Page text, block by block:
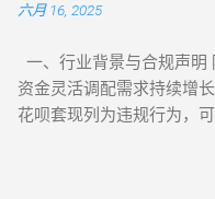
拆解目前市面上所有主流
一目了然，我们选取了目
评： 评估维度 模式 A：
式 C：线下蓝标扫码 模式
六月 16, 2025
一、行业背景与合规声明
资金灵活调配需求持续增
花呗套现列为违规行为，
可的额度使用场景及低风